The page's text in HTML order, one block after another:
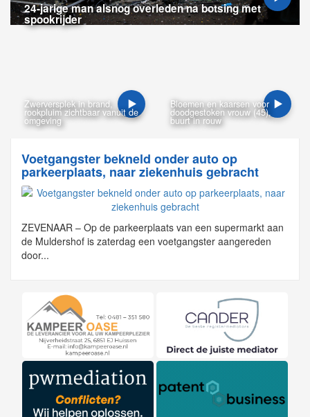
24-jarige man alsnog overleden na botsing met
spookrijder
Zwerversplek in brand,
rookpluim zichtbaar vanuit de
omgeving
Bloemen en kaarsen voor
doodgestoken vrouw (45),
buurt in rouw
Voetgangster bekneld onder auto op
parkeerplaats, naar ziekenhuis gebracht
ZEVENAAR – Op de parkeerplaats van een supermarkt aan
de Muldershof is zaterdag een voetgangster aangereden
door...